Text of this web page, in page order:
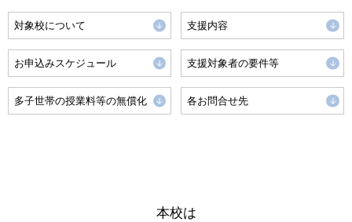
対象校について 支援内容
お申込みスケジュール 支援対象者の要件等
多子世帯の授業料等の無償化 各お問合せ先
本校は